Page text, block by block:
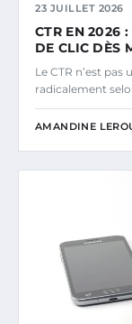
23 JUILLET 2026
CTR EN 2026
DE CLIC DÈS
Le CTR n’est
radicalement
AMANDINE